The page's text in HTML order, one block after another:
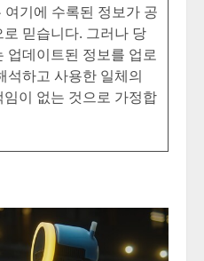
여기에 수록된 정보가 공
믿습니다. 그러나 당
업데이트된 정보를 업로
석하고 사용한 일체의
이 없는 것으로 가정합